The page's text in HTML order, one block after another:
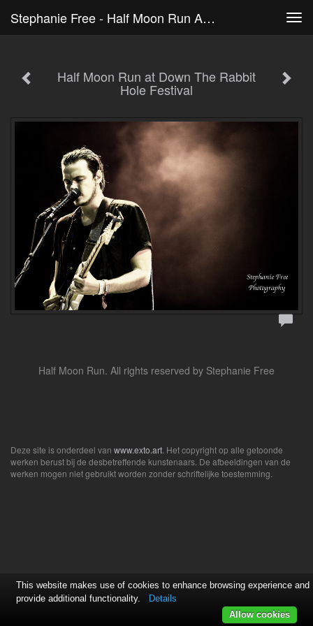
Stephanie Free - Half Moon Run At Down The Rabbit Hole Festival
Half Moon Run at Down The Rabbit
Hole Festival
Half Moon Run. All rights reserved by Stephanie Free
Deze site is onderdeel van www.exto.art. Het copyright op alle getoonde
werken berust bij de desbetreffende kunstenaars. De afbeeldingen van de
werken mogen niet gebruikt worden zonder schriftelijke toestemming.
This website makes use of cookies to enhance browsing experience and
provide additional functionality.
Details
Allow cookies